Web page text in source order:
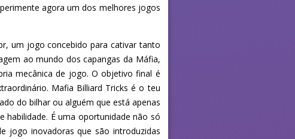
agora um dos melhores jogos
um jogo concebido para cativar tanto
ao mundo dos capangas da Máfia,
mecânica de jogo. O objetivo final é
Mafia Billiard Tricks é o teu
do bilhar ou alguém que está apenas
habilidade. É uma oportunidade não só
jogo inovadoras que são introduzidas